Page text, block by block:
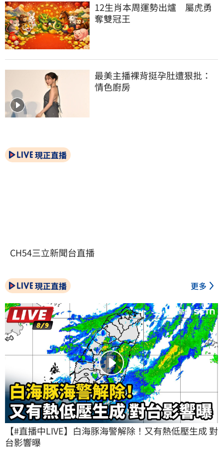
12生肖本周運勢出爐　屬虎勇
奪雙冠王
最美主播裸背挺孕肚遭狠批：
情色廚房
現正直播
CH54三立新聞台直播
現正直播 更多
【#直播中LIVE】白海豚海警解除！又有熱低壓生成 對
台影響曝